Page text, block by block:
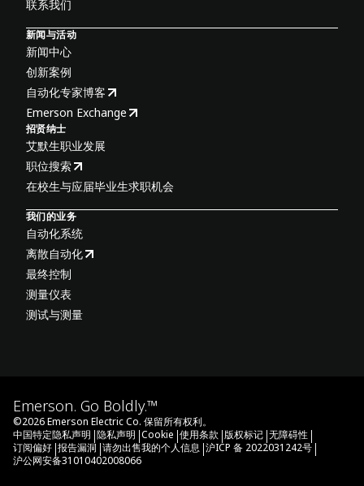
联系我们
新闻与活动
新闻中心
创新案例
自动化专家博客
Emerson Exchange
招贤纳士
艾默生职业发展
职位搜索
在校生与应届毕业生求职机会
我们的业务
自动化系统
离散自动化
最终控制
测量仪表
测试与测量
Emerson. Go Boldly.™
©2026Emerson Electric Co. 保留所有权利。
中国特定隐私声明 |隐私声明 |Cookie |使用条款 |版权标记 |无障碍性 |
订阅偏好 |报告漏洞 |请勿出售我的个人信息 |沪ICP 备 2022031242号 |
沪公网安备31010402008066